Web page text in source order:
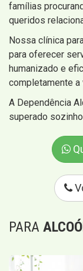
famílias
queridos
Nossa clínica
para oferecer
humanizado e
completamente a
A Dependência
superado
PARA